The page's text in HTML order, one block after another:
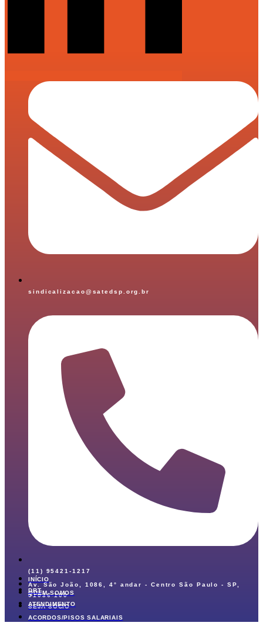
sindicalizacao@satedsp.org.br
(11) 95421-1217
Av. São João, 1086, 4° andar - Centro São Paulo - SP,
01036-100
INÍCIO
QUEM SOMOS
SEJA SÓCIO
DRT
ATENDIMENTO
ACORDOS/PISOS SALARIAIS